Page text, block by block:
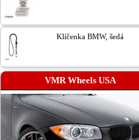
Klíčenka BMW, šedá
VMR Wheels USA